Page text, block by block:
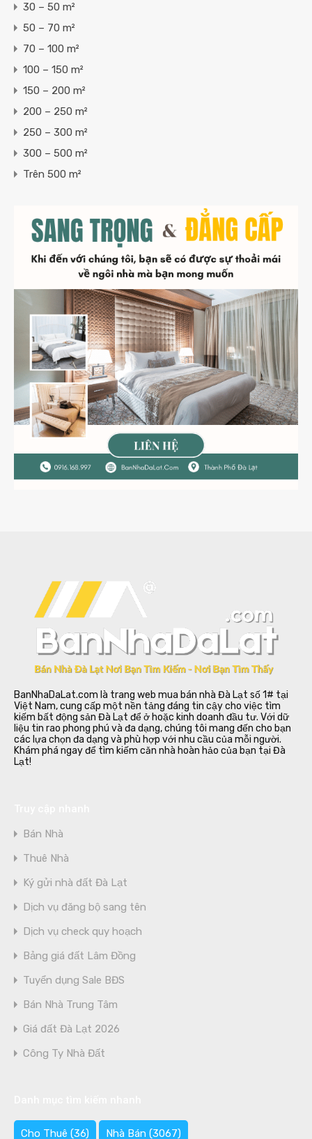
30 – 50 m²
50 – 70 m²
70 – 100 m²
100 – 150 m²
150 – 200 m²
200 – 250 m²
250 – 300 m²
300 – 500 m²
Trên 500 m²
BanNhaDaLat.com là trang web mua bán nhà Đà Lạt số 1# tại
Việt Nam, cung cấp một nền tảng đáng tin cậy cho việc tìm
kiếm bất động sản Đà Lạt để ở hoặc kinh doanh đầu tư. Với dữ
liệu tin rao phong phú và đa dạng, chúng tôi mang đến cho bạn
các lựa chọn đa dạng và phù hợp với nhu cầu của mỗi người.
Khám phá ngay để tìm kiếm căn nhà hoàn hảo của bạn tại Đà
Lạt!
Bán Nhà
Thuê Nhà
Ký gửi nhà đất Đà Lạt
Dịch vụ đăng bộ sang tên
Dịch vụ check quy hoạch
Bảng giá đất Lâm Đồng
Tuyển dụng Sale BĐS
Bán Nhà Trung Tâm
Giá đất Đà Lạt 2026
Công Ty Nhà Đất
Cho Thuê (36) Nhà Bán (3067)